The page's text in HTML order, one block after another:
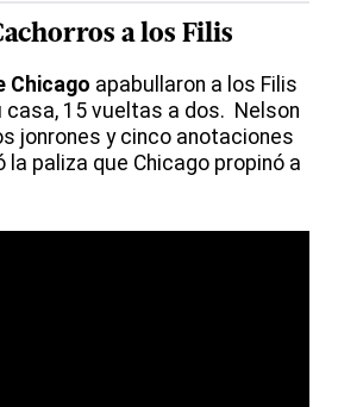
a los Filis
Chicago apabullaron a los Filis
casa, 15 vueltas a dos. Nelson
jonrones y cinco anotaciones
la paliza que Chicago propinó a